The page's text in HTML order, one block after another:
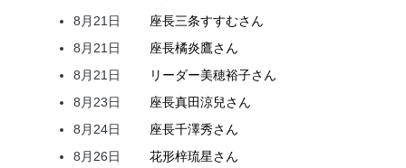
8月21日
座長三条すすむさん
8月21日
座長橘炎鷹さん
8月21日
リーダー美穂裕子さん
8月23日
座長真田涼兒さん
8月24日
座長千澤秀さん
8月26日
花形梓琉星さん